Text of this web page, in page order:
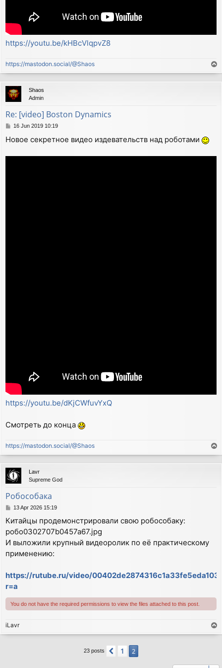
https://youtu.be/kHBcVlqpvZ8
https://mastodon.social/@Shaos
o
p
Shaos
Admin
Re: [video] Boston Dynamics
P
s
16 Jun 2019 10:19
Новое секретное видео издевательств над роботами
https://youtu.be/dKjCWfuvYxQ
Смотреть до конца
https://mastodon.social/@Shaos
o
p
Lavr
Supreme God
Робособака
P
s
t
13 Apr 2026 15:19
Китайцы продемонстрировали свою робособаку:
робо0302707b0457a67.jpg
И выложили крупный видеоролик по её практическому
применению:
https://rutube.ru/video/
r=a
You do not have the required permissions to view the files attached to this post.
iLavr
o
23 posts Previous
1 2